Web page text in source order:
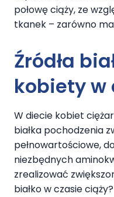
połowę ciąży, ze
tkanek – zarówno
Źródła
kobiety w
W diecie kobiet
białka pochodzenia
pełnowartościowe,
niezbędnych
zrealizować
białko w czasie ciąży?